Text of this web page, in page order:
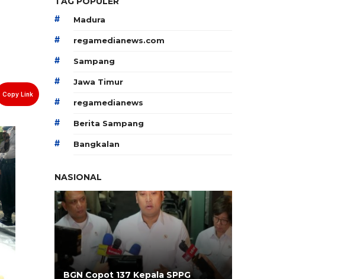
Copy Link
# Madura
# regamedianews.com
# Sampang
# Jawa Timur
# regamedianews
# Berita Sampang
# Bangkalan
NASIONAL
BGN Copot 137 Kepala SPPG